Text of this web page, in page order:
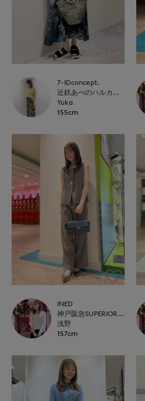
7-IDconcept.
近鉄あべのハルカス7-IDconcept.
Yuka
155cm
INED
神戸阪急SUPERIORCLOSET
浅野
157cm